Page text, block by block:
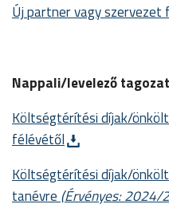
Új partner vagy
Nappali/levelező
Költségtérítési díjak/
félévétől
Költségtérítési díjak/
tanévre (Érvényes: 2024/